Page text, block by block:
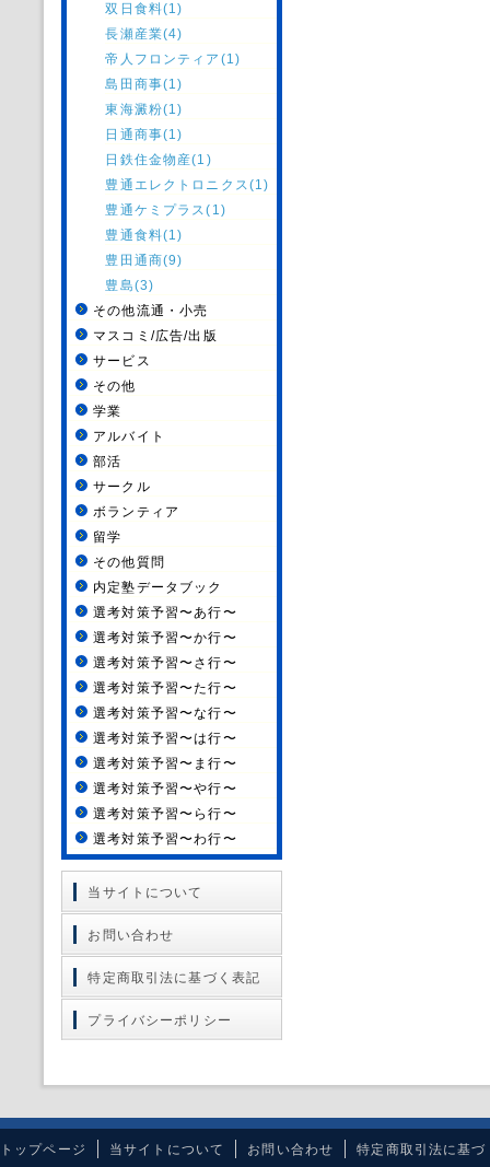
双日食料(1)
長瀬産業(4)
帝人フロンティア(1)
島田商事(1)
東海澱粉(1)
日通商事(1)
日鉄住金物産(1)
豊通エレクトロニクス(1)
豊通ケミプラス(1)
豊通食料(1)
豊田通商(9)
豊島(3)
その他流通・小売
マスコミ/広告/出版
サービス
その他
学業
アルバイト
部活
サークル
ボランティア
留学
その他質問
内定塾データブック
選考対策予習〜あ行〜
選考対策予習〜か行〜
選考対策予習〜さ行〜
選考対策予習〜た行〜
選考対策予習〜な行〜
選考対策予習〜は行〜
選考対策予習〜ま行〜
選考対策予習〜や行〜
選考対策予習〜ら行〜
選考対策予習〜わ行〜
当サイトについて
お問い合わせ
特定商取引法に基づく表記
プライバシーポリシー
トップページ 当サイトについて お問い合わせ 特定商取引法に基づ